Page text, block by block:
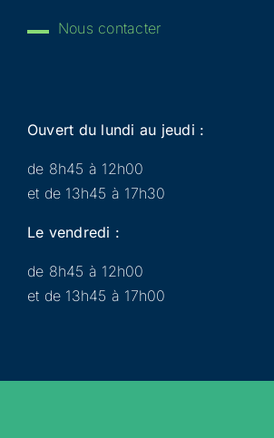
Nous contacter
Ouvert du lundi au jeudi :
de 8h45 à 12h00
et de 13h45 à 17h30
Le vendredi :
de 8h45 à 12h00
et de 13h45 à 17h00